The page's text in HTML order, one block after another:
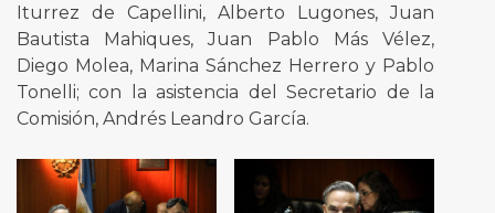
Iturrez de Capellini, Alberto Lugones, Juan
Bautista Mahiques, Juan Pablo Más Vélez,
Diego Molea, Marina Sánchez Herrero y Pablo
Tonelli; con la asistencia del Secretario de la
Comisión, Andrés Leandro García.